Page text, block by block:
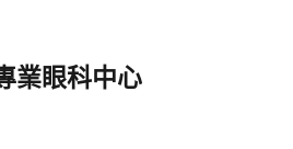
業眼科中心